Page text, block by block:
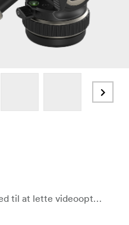
Et professionelt flydende hoved til at lette videooptagelse. Videohovedet med et justerbart trinløst dæmpningssystem giver dig mulighed for at panorere kameraet jævnt med de forskellige hastigheder, du ønsker.